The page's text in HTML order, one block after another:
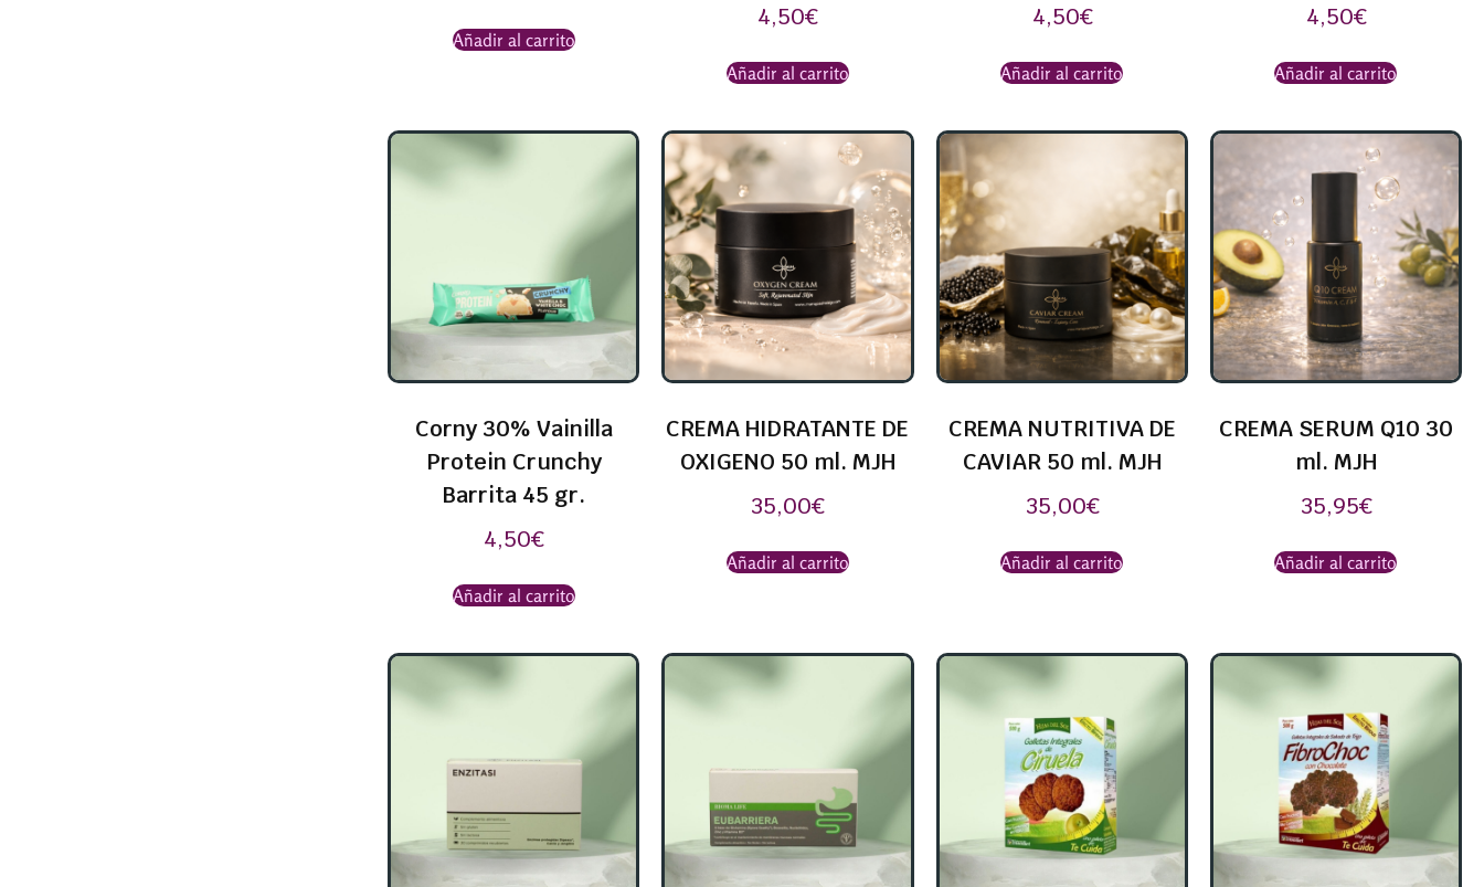
Añadir al carrito
4,50€
Añadir al carrito
4,50€
Añadir al carrito
4,50€
Añadir al carrito
Corny 30% Vainilla
Protein Crunchy
Barrita 45 gr.
4,50€
Añadir al carrito
CREMA HIDRATANTE DE
OXIGENO 50 ml. MJH
35,00€
Añadir al carrito
CREMA NUTRITIVA DE
CAVIAR 50 ml. MJH
35,00€
Añadir al carrito
CREMA SERUM Q10 30
ml. MJH
35,95€
Añadir al carrito